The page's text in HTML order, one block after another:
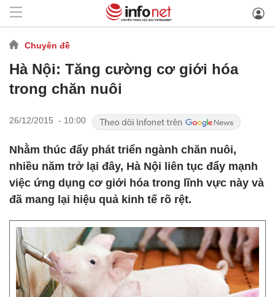
Chuyên đề
Hà Nội: Tăng cường cơ giới hóa
trong chăn nuôi
26/12/2015 - 10:00
Nhằm thúc đẩy phát triển ngành chăn nuôi,
nhiều năm trở lại đây, Hà Nội liên tục đẩy mạnh
việc ứng dụng cơ giới hóa trong lĩnh vực này và
đã mang lại hiệu quả kinh tế rõ rệt.